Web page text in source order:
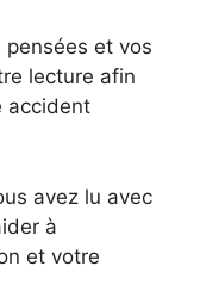
et vos
lecture afin
accident
avez lu avec
à
et votre